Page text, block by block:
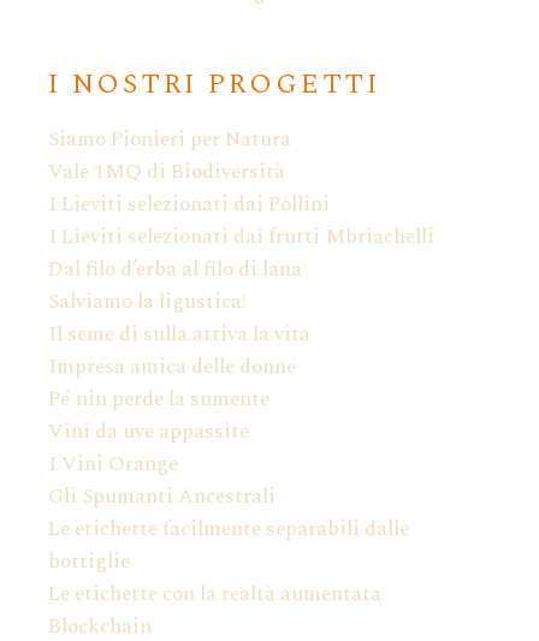
I NOSTRI PROGETTI
Siamo Pionieri per Natura
Vale 1MQ di Biodiversità
I Lieviti selezionati dai Pollini
I Lieviti selezionati dai frutti Mbriachelli
Dal filo d’erba al filo di lana
Salviamo la ligustica!
Il seme di sulla attiva la vita
Impresa amica delle donne
Pé nin perde la sumente
Vini da uve appassite
I Vini Orange
Gli Spumanti Ancestrali
Le etichette facilmente separabili dalle
bottiglie
Le etichette con la realtà aumentata
Blockchain